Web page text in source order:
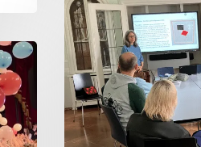
Németország
egyetlen
önálló,
független
táncművészeti
egyetemén,
Drezdában